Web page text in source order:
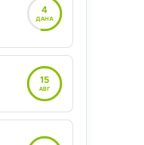
4
ДАНА
15
АВГ